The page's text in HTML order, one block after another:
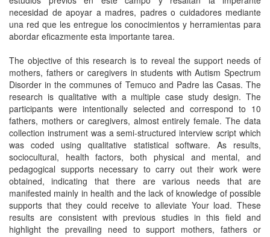
necesidad de apoyar a madres, padres o cuidadores mediante
una red que les entregue los conocimientos y herramientas para
abordar eficazmente esta importante tarea.
The objective of this research is to reveal the support needs of
mothers, fathers or caregivers in students with Autism Spectrum
Disorder in the communes of Temuco and Padre las Casas. The
research is qualitative with a multiple case study design. The
participants were intentionally selected and correspond to 10
fathers, mothers or caregivers, almost entirely female. The data
collection instrument was a semi-structured interview script which
was coded using qualitative statistical software. As results,
sociocultural, health factors, both physical and mental, and
pedagogical supports necessary to carry out their work were
obtained, indicating that there are various needs that are
manifested mainly in health and the lack of knowledge of possible
supports that they could receive to alleviate Your load. These
results are consistent with previous studies in this field and
highlight the prevailing need to support mothers, fathers or